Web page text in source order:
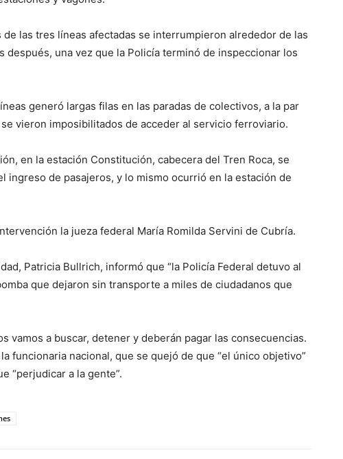
las tres líneas afectadas se interrumpieron alrededor de las
después, una vez que la Policía terminó de inspeccionar los
generó largas filas en las paradas de colectivos, a la par
vieron imposibilitados de acceder al servicio ferroviario.
en la estación Constitución, cabecera del Tren Roca, se
ingreso de pasajeros, y lo mismo ocurrió en la estación de
la jueza federal María Romilda Servini de Cubría.
Patricia Bullrich, informó que “la Policía Federal detuvo al
que dejaron sin transporte a miles de ciudadanos que
vamos a buscar, detener y deberán pagar las consecuencias.
funcionaria nacional, que se quejó de que “el único objetivo”
“perjudicar a la gente”.